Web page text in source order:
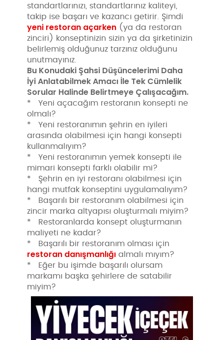
standartlarınızı, standartlarınız kaliteyi,
takip ise başarı ve kazancı getirir. Şimdi
yeni restoran açarken (ya da restoran
zinciri) konseptinizin sizin ya da şirketinizin
belirlemiş olduğunuz tarzınız olduğunu
unutmayınız.
Bu Konudaki Şahsi Düşüncelerimi Daha
İyi Anlatabilmek Amacı İle Tek Cümlelik
Sorular Halinde Belirtmeye Çalışacağım.
* Yeni açacağım restoranın konsepti ne
olmalı?
* Yeni restoranımın şehrin en iyileri
arasında olabilmesi için hangi konsepti
kullanmalıyım?
* Yeni restoranımın yemek konsepti ile
mimari konsepti farklı olabilir mi?
* Şehrin en iyi restoranı olabilmesi için
hangi mutfak konseptini uygulamalıyım?
* Başarılı bir restoranım olabilmesi için
zincir marka altyapısı oluşturmalı miyim?
* Restoranlarda konsept oluşturmanın
maliyeti ne kadar?
* Başarılı bir restoranım olması için
restoran danışmanlığı almalı mıyım?
* Eğer bu işimde başarılı olursam
markamı başka şehirlere de satabilir
miyim?